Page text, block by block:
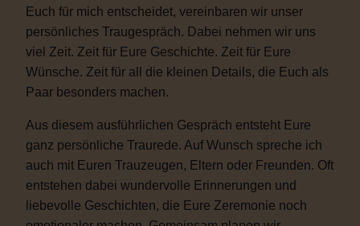
Euch für mich entscheidet, vereinbaren wir unser
persönliches Traugespräch. Dabei nehmen wir uns
viel Zeit. Zeit für Eure Geschichte. Zeit für Eure
Wünsche. Zeit für all die kleinen Details, die Euch als
Paar besonders machen.
Aus diesem ausführlichen Gespräch entsteht Eure
ganz persönliche Traurede. Auf Wunsch spreche ich
auch mit Euren Trauzeugen, Eltern oder Freunden. Oft
entstehen dabei wundervolle Erinnerungen und
liebevolle Geschichten, die Eure Zeremonie noch